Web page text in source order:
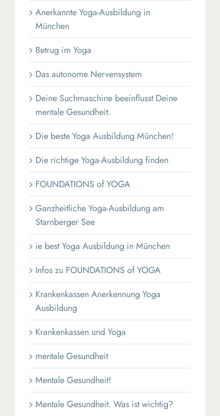
Anerkannte Yoga-Ausbildung in
München
Betrug im Yoga
Das autonome Nervensystem
Deine Suchmaschine beeinflusst Deine
mentale Gesundheit.
Die beste Yoga Ausbildung München!
Die richtige Yoga-Ausbildung finden
FOUNDATIONS of YOGA
Ganzheitliche Yoga-Ausbildung am
Starnberger See
ie best Yoga Ausbildung in München
Infos zu FOUNDATIONS of YOGA
Krankenkassen Anerkennung Yoga
Ausbildung
Krankenkassen und Yoga
mentale Gesundheit
Mentale Gesundheit!
Mentale Gesundheit. Was ist wichtig?